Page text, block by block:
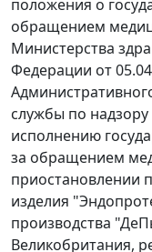
положения о
обращением
Министерства
Федерации от
службы по
исполнению
за обращением
приостановлении
изделия
производства
Великобритания,